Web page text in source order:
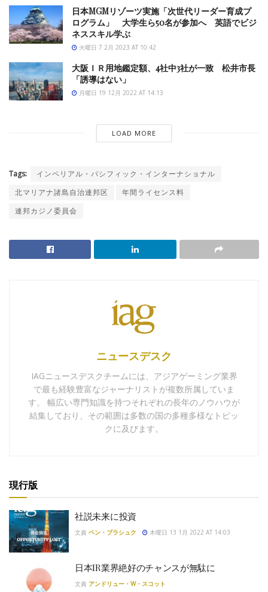
日本MGMリゾーツ実施「次世代リーダー育成プ
ログラム」 大学生ら50名が参加へ 英語でビジ
ネススキル学ぶ
火曜日 7 2月 2023 AT 10:42
大阪ＩＲ用地鑑定額、4社中3社が一致 松井市長
「誘導はない」
月曜日 19 12月 2022 AT 14:13
LOAD MORE
Tags:
インペリアル・パシフィック・インターナショナル
北マリアナ諸島自治連邦区
年間ライセンス料
連邦カジノ委員会
ニュースデスク
IAGニュースデスクチームには、アジアゲーミング業界
で最も経験豊富なジャーナリストが複数所属していま
す。 幅広い専門知識を持つそれぞれの長年のノウハウが
結集しており、その範囲は多数の国の多種多様なトピッ
クに及びます。
現行版
社説未来に投資
文責 ベン・ブラシュク 木曜日 13 1月 2022 AT 14:03
日本IR業界絶好のチャンスが無駄に
文責 アンドリュー・W・スコット